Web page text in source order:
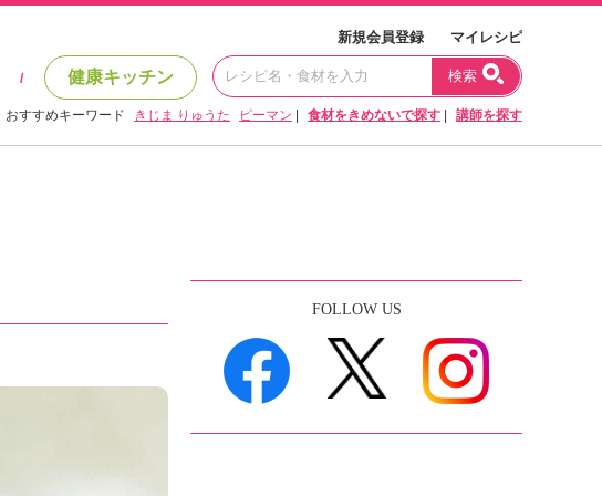
新規会員登録 マイレシピ
/ 健康キッチン 検索
おすすめキーワード きじま りゅうた ピーマン 食材をきめないで探す 講師を探す
FOLLOW US